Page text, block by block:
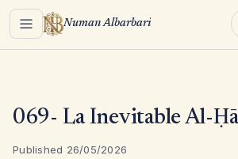
Menu Numan Albarbari
069- La Inevitable Al-
Published 26/05/2026